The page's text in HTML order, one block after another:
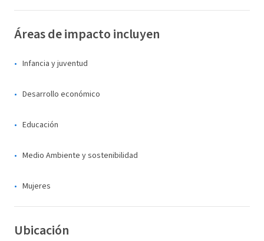
Áreas de impacto incluyen
Infancia y juventud
Desarrollo económico
Educación
Medio Ambiente y sostenibilidad
Mujeres
Ubicación